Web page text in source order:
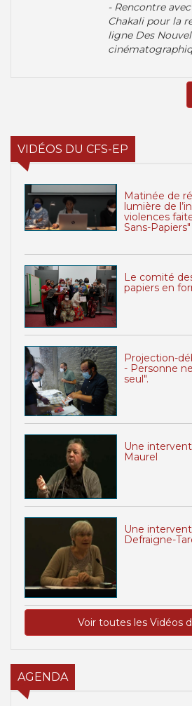
- Rencontre
Chakali pour la
ligne Des
VIDÉOS DU CFS-EP
Matinée de
lumière de
violences
Sans-Papiers"
Le comité
papiers en
Projection-
- Personne
seul".
Une
Maurel
Une
Defraigne-
Voir toutes les Vidéos
AGENDA